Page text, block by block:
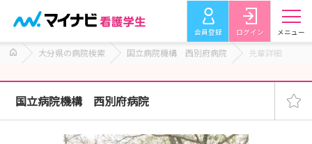
会員登録 ログイン メニュー
大分県の病院検索 国立病院機構 西別府病院 先輩詳細
国立病院機構 西別府病院